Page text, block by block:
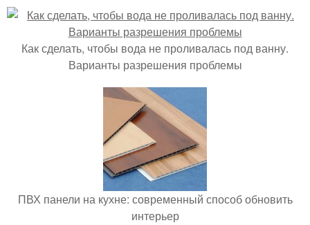
Как сделать, чтобы вода не проливалась под ванну.
Варианты разрешения проблемы
ПВХ панели на кухне: современный способ обновить
интерьер